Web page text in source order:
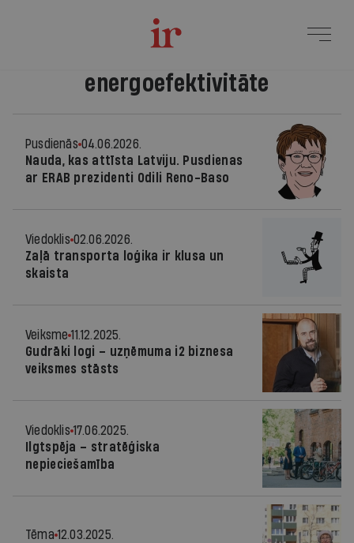
energoefektivitāte
Pusdienās 04.06.2026.
Nauda, kas attīsta Latviju. Pusdienas
ar ERAB prezidenti Odili Reno-Baso
Viedoklis 02.06.2026.
Zaļā transporta loģika ir klusa un
skaista
Veiksme 11.12.2025.
Gudrāki logi – uzņēmuma i2 biznesa
veiksmes stāsts
Viedoklis 17.06.2025.
Ilgtspēja – stratēģiska
nepieciešamība
Tēma 12.03.2025.